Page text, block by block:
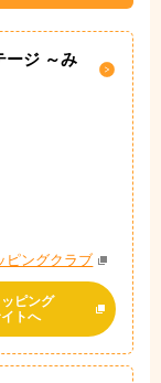
ージ ～み
ピングクラブ
ピング
トへ